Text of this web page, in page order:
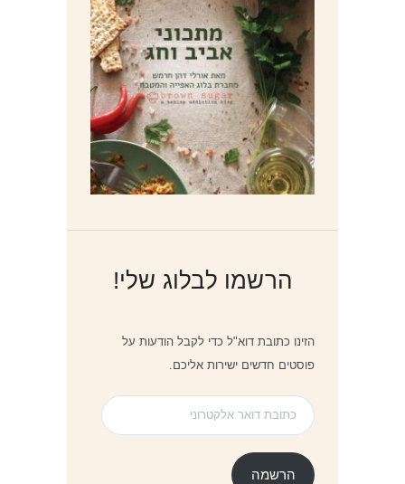
הרשמו לבלוג שלי!
הזינו כתובת דוא"ל כדי לקבל הודעות על
פוסטים חדשים ישירות אליכם.
כתובת
דואר
אלקטרוני
הרשמה